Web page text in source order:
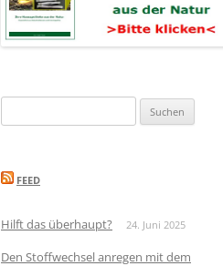
nach:
FEED
Hilft das überhaupt? 24. Juni 2025
Den Stoffwechsel anregen mit dem